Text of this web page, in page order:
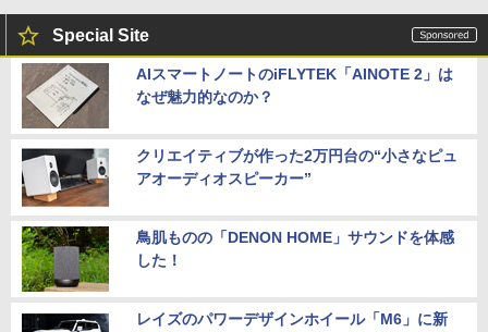
Special Site
AIスマートノートのiFLYTEK「AINOTE 2」は
なぜ魅力的なのか？
クリエイティブが作った2万円台の“小さなピュ
アオーディオスピーカー”
鳥肌ものの「DENON HOME」サウンドを体感
した！
レイズのパワーデザインホイール「M6」に新